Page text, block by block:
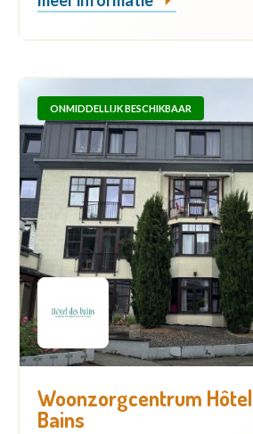
ONMIDDELLIJK BESCHIKBAAR
Woonzorgcentrum
Bains